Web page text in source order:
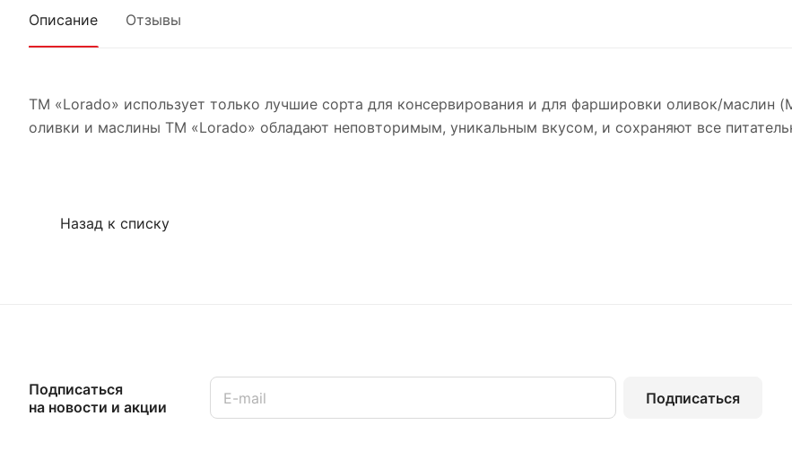
Описание Отзывы
ТМ «Lorado» использует только лучшие сорта для консервирования и для фаршировки оливок/маслин
оливки и маслины ТМ «Lorado» обладают неповторимым, уникальным вкусом, и сохраняют все
Назад к списку
Подписаться
на новости и акции
Подписаться